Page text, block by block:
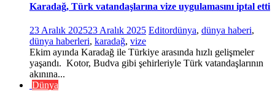
Karadağ, Türk vatandaşlarına vize uygulamasını iptal etti
23 Aralık 202523 Aralık 2025 Editordünya, dünya haberi,
dünya haberleri, karadağ, vize
Ekim ayında Karadağ ile Türkiye arasında hızlı gelişmeler
yaşandı. Kotor, Budva gibi şehirleriyle Türk vatandaşlarının
akınına...
Dünya